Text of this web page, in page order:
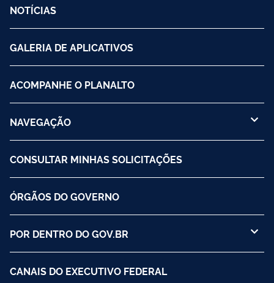
NOTÍCIAS
GALERIA DE APLICATIVOS
ACOMPANHE O PLANALTO
NAVEGAÇÃO
CONSULTAR MINHAS SOLICITAÇÕES
ÓRGÃOS DO GOVERNO
POR DENTRO DO GOV.BR
CANAIS DO EXECUTIVO FEDERAL